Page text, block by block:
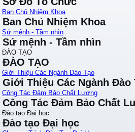
Ban Chủ Nhiệm Khoa
Ban Chủ Nhiệm Khoa
Sứ mệnh - Tầm nhìn
Sứ mệnh - Tầm nhìn
ĐÀO TẠO
ĐÀO TẠO
Giới Thiệu Các Ngành Đào Tạo
Giới Thiệu Các Ngành Đào
Công Tác Đảm Bảo Chất Lượng
Công Tác Đảm Bảo Chất
Đào tạo Đại học
Đào tạo Đại học